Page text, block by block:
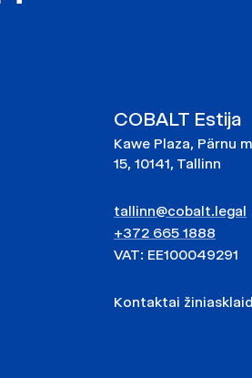
COBALT Estija
Kawe Plaza, Pärnu
15, 10141, Tallinn
tallinn@cobalt.legal
+372 665 1888
VAT: EE100049291
Kontaktai